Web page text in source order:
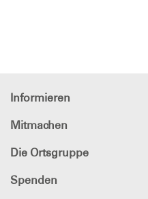
Informieren
Mitmachen
Die Ortsgruppe
Spenden